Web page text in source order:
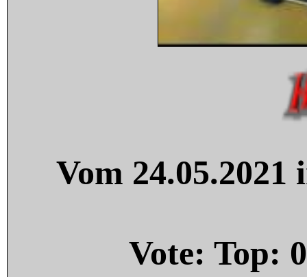
Vom
Vote: Top: 0